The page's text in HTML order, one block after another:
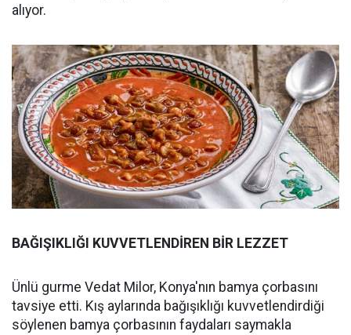
alıyor.
BAĞIŞIKLIĞI KUVVETLENDİREN BİR LEZZET
Ünlü gurme Vedat Milor, Konya'nın bamya çorbasını
tavsiye etti. Kış aylarında bağışıklığı kuvvetlendirdiği
söylenen bamya çorbasının faydaları saymakla